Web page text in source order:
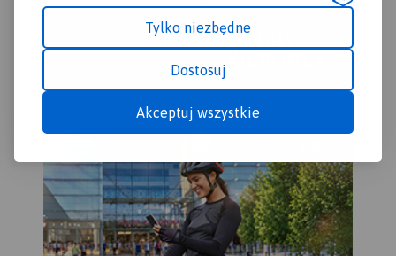
Tylko niezbędne
Dostosuj
Akceptuj wszystkie